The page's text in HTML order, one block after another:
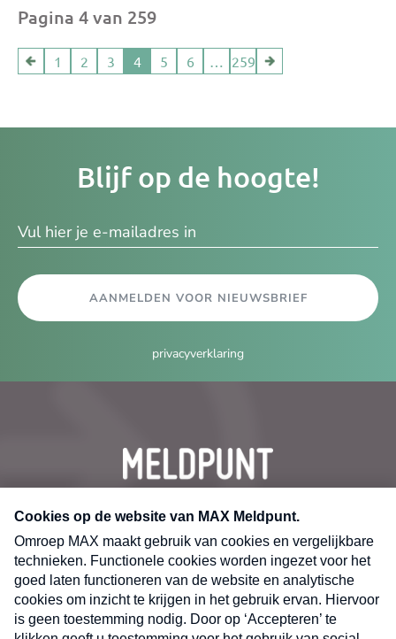
Pagina 4 van 259
1 2 3 4 5 6 … 259
Blijf op de hoogte!
AANMELDEN VOOR NIEUWSBRIEF
privacyverklaring
CONTACT
Volg ons op